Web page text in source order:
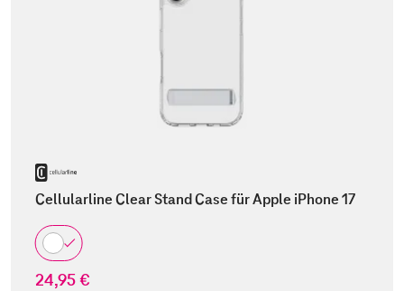
Cellularline Clear Stand Case für Apple iPhone 17
24,95 €